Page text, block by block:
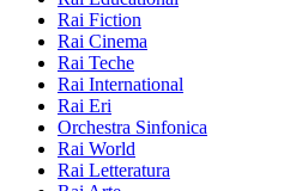
Rai Fiction
Rai Cinema
Rai Teche
Rai International
Rai Eri
Orchestra Sinfonica
Rai World
Rai Letteratura